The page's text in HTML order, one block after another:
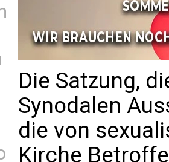
Die Satzung,
Synodalen
die von
Kirche